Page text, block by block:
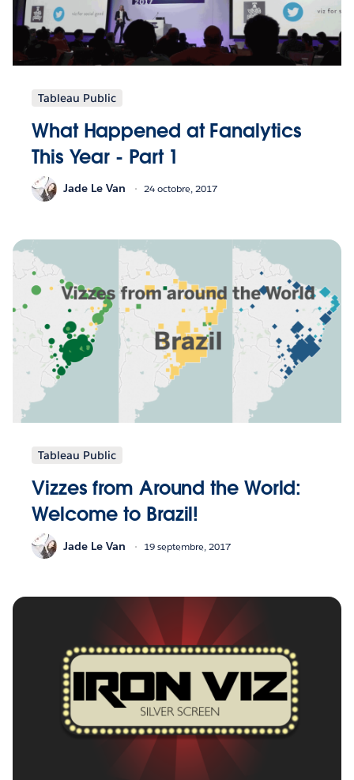
Tableau Public
What Happened at Fanalytics
This Year - Part 1
Jade Le Van 24 octobre, 2017
Tableau Public
Vizzes from Around the World:
Welcome to Brazil!
Jade Le Van 19 septembre, 2017